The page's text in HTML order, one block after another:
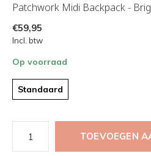
Patchwork Midi Backpack -
€59,95
Incl. btw
Op voorraad
Standaard
TOEVOEGEN